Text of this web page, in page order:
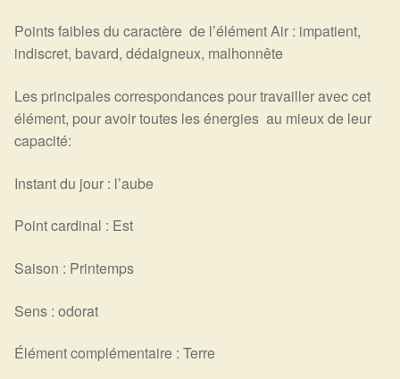
Détails du compte
Commandes
Panier
Points faibles du caractère de l’élément Air : impatient,
indiscret, bavard, dédaigneux, malhonnête
Les principales correspondances pour travailler avec cet
élément, pour avoir toutes les énergies au mieux de leur
capacité:
Instant du jour : l’aube
Point cardinal : Est
Saison : Printemps
Sens : odorat
Élément complémentaire : Terre